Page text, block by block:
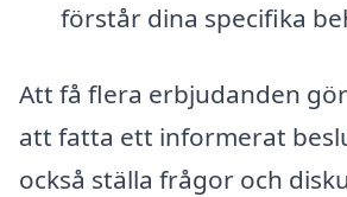
förstår dina specifika
Att få flera erbjudanden
att fatta ett informerat
också ställa frågor och